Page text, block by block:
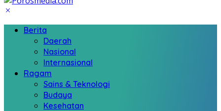
Berita
Daerah
Nasional
Internasional
Ragam
Sains & Teknologi
Budaya
Kesehatan